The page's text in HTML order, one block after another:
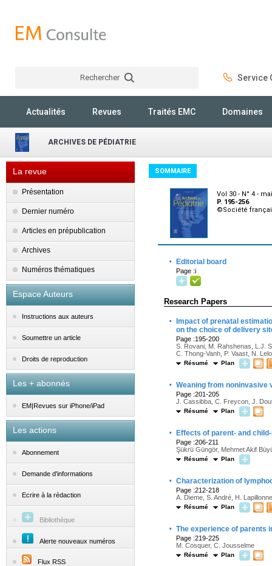
Rechercher Service
Actualités Revues Traités EMC Domaines
ARCHIVES DE PÉDIATRIE
La revue
Présentation
Dernier numéro
Articles en prépublication
Archives
Numéros thématiques
Espace Auteurs
Instructions aux auteurs
Soumettre un article
Droits de reproduction
Les + abonnés
EM|Revues sur iPhone/iPad
Les actions
Abonnement
Demande d'informations
Ecrire à la rédaction
Bibliothèque
Alerte nouveaux numéros
Flux RSS
SOMMAIRE
Vol 30 - N° 4 -
P. 195-256
©Société
· Editorial board
Page :i
Research Papers
·
Impact of prenatal
on the choice of delivery
Page :195-200
S. Rovani, M. Rahshenas, L.J.
C. Thong-Vanh, P. Vaast, N.
Résumé Plan
· Weaning from
Page :201-205
J. Cassibba, C. Freycon, J.
Résumé Plan
· Effects of parent- and
Page :206-211
Şükrü Güngör, Mehmet Akif
Résumé Plan
· Characterization of
Page :212-218
A. Dieme, S. André, H.
Résumé Plan
· The experience of parents
Page :219-225
M. Cosquer, C. Jousselme
Résumé Plan